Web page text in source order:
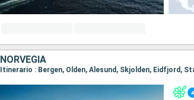
NORVEGIA
Itinerario : Bergen, Olden, Alesund, Skjolden, Eidfjord,